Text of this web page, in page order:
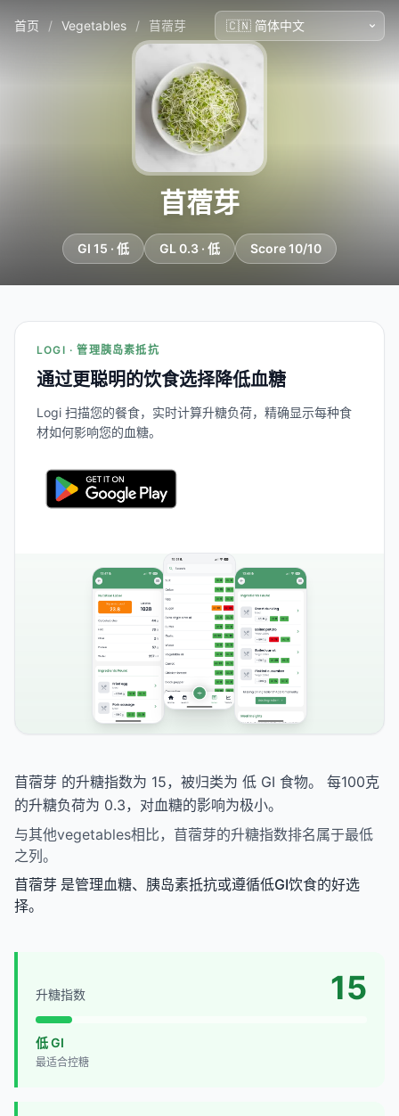
首页 / Vegetables / 苜蓿芽
苜蓿芽
GI 15 · 低 GL 0.3 · 低 Score 10/10
LOGI · 管理胰岛素抵抗
通过更聪明的饮食选择降低血糖
Logi 扫描您的餐食，实时计算升糖负荷，精确显示每种食
材如何影响您的血糖。
苜蓿芽 的升糖指数为 15，被归类为 低 GI 食物。 每100克
的升糖负荷为 0.3，对血糖的影响为极小。
与其他vegetables相比，苜蓿芽的升糖指数排名属于最低
之列。
苜蓿芽 是管理血糖、胰岛素抵抗或遵循低GI饮食的好选
择。
升糖指数 15
低 GI
最适合控糖